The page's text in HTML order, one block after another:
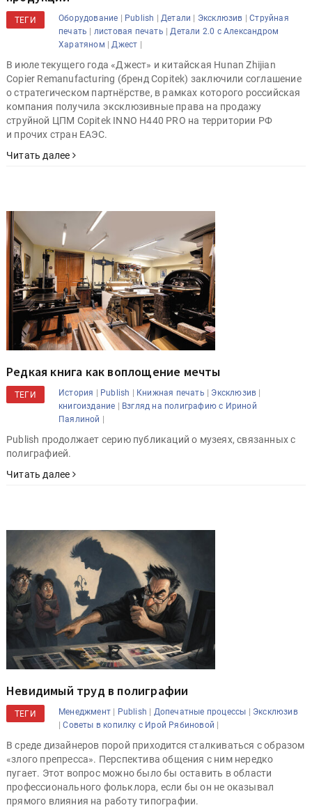
ТЕГИ Оборудование | Publish |Детали | Эксклюзив |Струйная
печать | листовая печать |Детали 2.0 с Александром
Харатяном |Джест |
В июле текущего года «Джест» и китайская Hunan Zhijian
Copier Remanufacturing (бренд Copitek) заключили соглашение
о стратегическом партнёрстве, в рамках которого российская
компания получила эксклюзивные права на продажу
струйной ЦПМ Copitek INNO H440 PRO на территории РФ
и прочих стран ЕАЭС.
Читать далее
Редкая книга как воплощение мечты
ТЕГИ История | Publish | Книжная печать | Эксклюзив |
книгоиздание | Взгляд на полиграфию с Ириной
Паялиной |
Publish продолжает серию публикаций о музеях, связанных с
полиграфией.
Читать далее
Невидимый труд в полиграфии
ТЕГИ Менеджмент | Publish | Допечатные процессы | Эксклюзив
|Советы в копилку с Ирой Рябиновой |
В среде дизайнеров порой приходится сталкиваться с образом
«злого препресса». Перспектива общения с ним нередко
пугает. Этот вопрос можно было бы оставить в области
профессионального фольклора, если бы он не оказывал
прямого влияния на работу типографии.